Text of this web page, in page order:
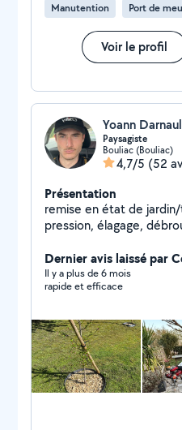
Manutention Port de
Voir le profil
Paysagiste
Bouliac (Bouliac)
4,7/5 (52
Présentation
remise en état de
pression, élagage,
desherbage, petit
Dernier avis laissé par
Il y a plus de 6 mois
rapide et efficace